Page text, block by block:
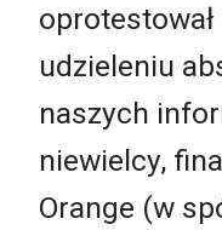
udzieleniu
naszych
niewielcy,
Orange (w